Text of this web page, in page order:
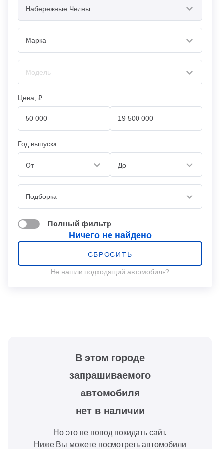
Набережные Челны
Цена, ₽
Год выпуска
От До
Полный фильтр
Не нашли подходящий автомобиль?
СБРОСИТЬ
Ничего не найдено
В этом городе
запрашиваемого
автомобиля
нет в наличии
Но это не повод покидать сайт.
Ниже Вы можете посмотреть автомобили